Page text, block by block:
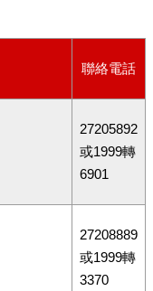
聯絡電話
27205892
或1999轉
6901
27208889
或1999轉
3370